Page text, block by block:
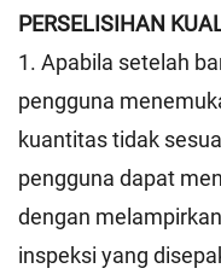
PERSELISIHAN
1. Apabila setelah
pengguna
kuantitas tidak
pengguna dapat
dengan
inspeksi yang